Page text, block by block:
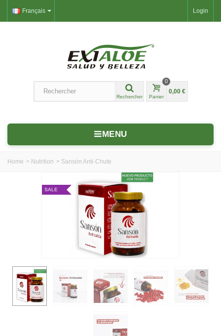
Login
Français
Rechercher Panier
0
0,00 €
MENU
Home > Nutrition > Sansón Anti-Chute
SALE